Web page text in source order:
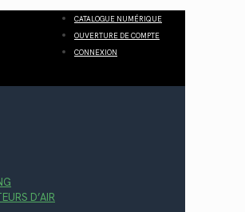
CATALOGUE NUMÉRIQUE
OUVERTURE DE COMPTE
CONNEXION
D’AIR